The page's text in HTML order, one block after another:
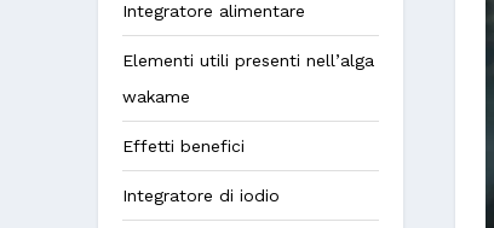
Integratore alimentare
Elementi utili presenti nell’alga
wakame
Effetti benefici
Integratore di iodio